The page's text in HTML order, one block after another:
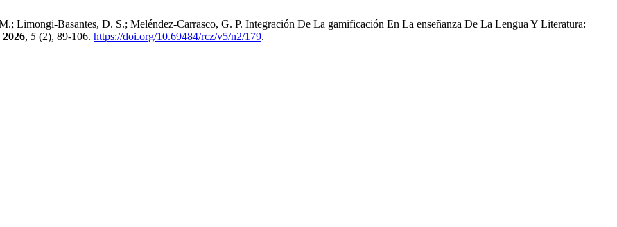
Limongi-Basantes, D. S.; Meléndez-Carrasco, G. P. Integración De La gamificación En La enseñanza De La Lengua Y Literatura:
2026, 5 (2), 89-106. https://doi.org/10.69484/rcz/v5/n2/179.